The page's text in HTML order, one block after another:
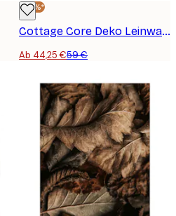
-25%*
Cottage Core Deko Leinwandbild
Ab 44,25 €59 €